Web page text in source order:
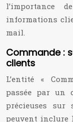
l’importance
informations
mail.
Commande :
clients
L’entité «
passée par un
précieuses sur
peuvent inclure